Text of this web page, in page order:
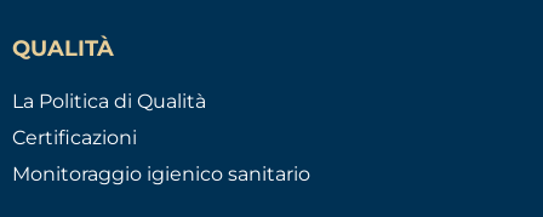
QUALITÀ
La Politica di Qualità
Certificazioni
Monitoraggio igienico sanitario